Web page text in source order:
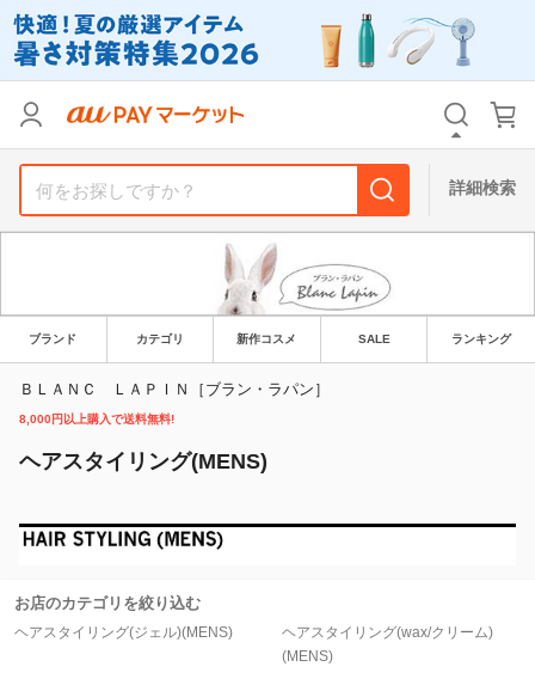
詳細検索
ブランド カテゴリ 新作コスメ SALE ランキング
ＢＬＡＮＣ ＬＡＰＩＮ［ブラン・ラパン］
8,000円以上購入で送料無料!
ヘアスタイリング(MENS)
お店のカテゴリを絞り込む
ヘアスタイリング(ジェル)(MENS)
ヘアスタイリング(wax/クリーム)
(MENS)
支払い方法
送料無料 タイムセール
Pontaパス特典対象すべて ポイントUPセレクトのみ
除外ワード